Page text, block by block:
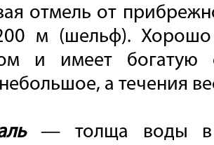
отмель от
м (шельф).
и имеет богатую
а течения
— толща воды в